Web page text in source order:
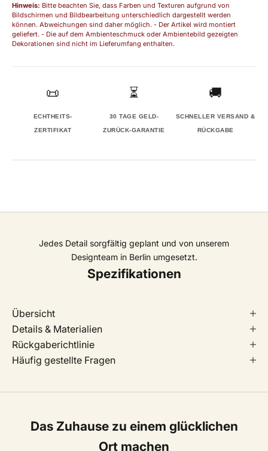
Hinweis: Bitte beachten Sie, dass Farben und Texturen aufgrund von
Bildschirmen und Bildbearbeitung unterschiedlich dargestellt werden
können. Abweichungen sind daher möglich. - Der Artikel wird montiert
geliefert. - Die auf dem Ambienteschmuck oder Ambientebild gezeigten
Dekorationen sind nicht im Lieferumfang enthalten.
📜
ECHTHEITS-
ZERTIFIKAT
⏳
30 TAGE GELD-
ZURÜCK-GARANTIE
🚚
SCHNELLER VERSAND &
RÜCKGABE
Jedes Detail sorgfältig geplant und von unserem
Designteam in Berlin umgesetzt.
Spezifikationen
Übersicht
Details & Materialien
Rückgaberichtlinie
Häufig gestellte Fragen
Das Zuhause zu einem glücklichen
Ort machen